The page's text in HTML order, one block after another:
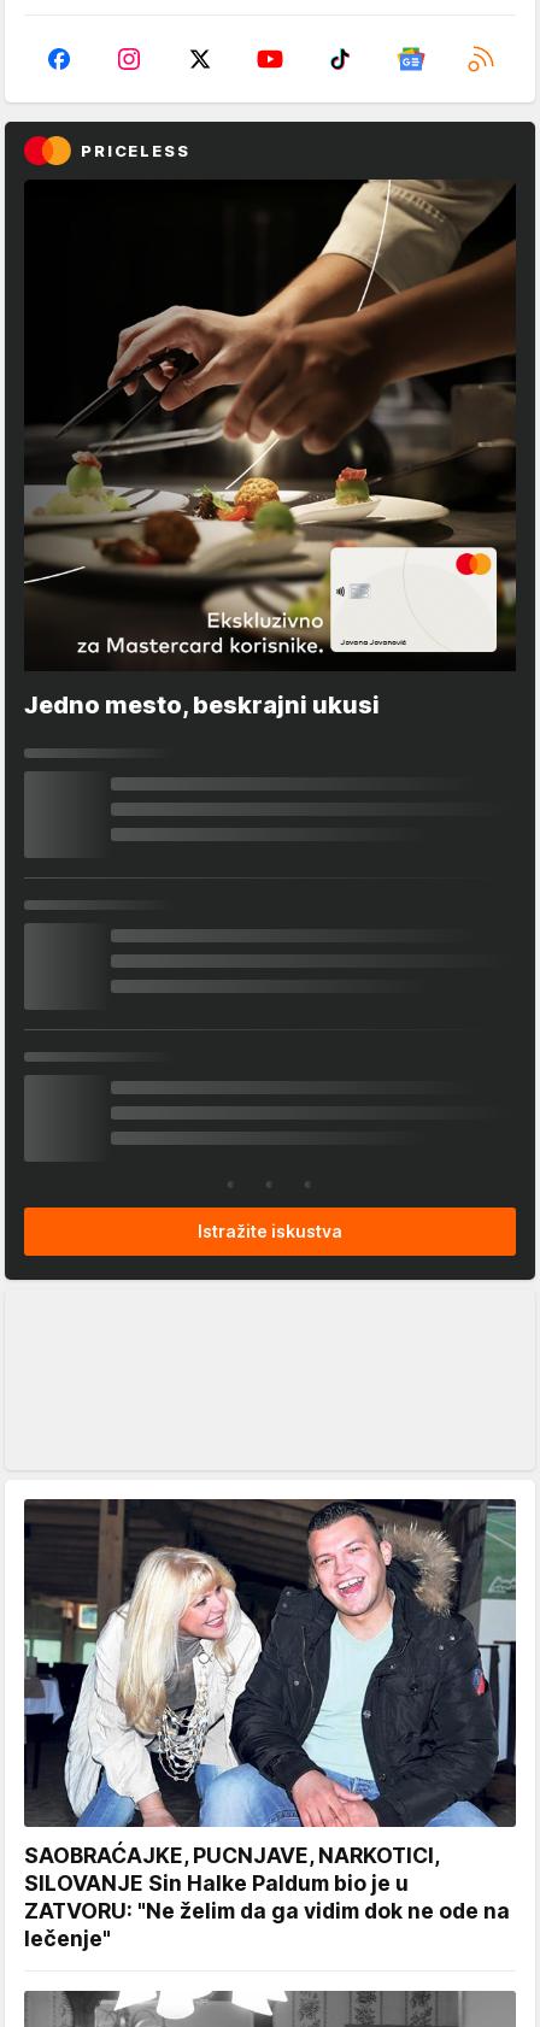
PRICELESS
Jedno mesto, beskrajni ukusi
Istražite iskustva
SAOBRAĆAJKE, PUCNJAVE, NARKOTICI,
SILOVANJE Sin Halke Paldum bio je u
ZATVORU: "Ne želim da ga vidim dok ne ode na
lečenje"